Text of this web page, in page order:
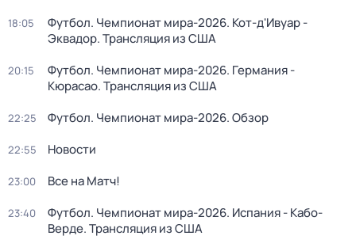
18:05
Футбол. Чемпионат мира-2026. Кот-д'Ивуар -
Эквадор. Трансляция из США
20:15
Футбол. Чемпионат мира-2026. Германия -
Кюрасао. Трансляция из США
22:25 Футбол. Чемпионат мира-2026. Обзор
22:55 Новости
23:00 Все на Матч!
23:40
Футбол. Чемпионат мира-2026. Испания - Кабо-
Верде. Трансляция из США